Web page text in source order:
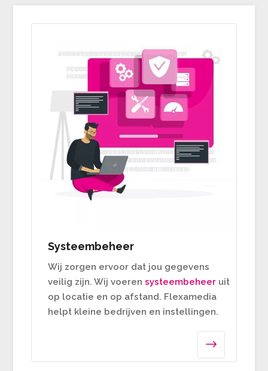
Systeembeheer
Wij zorgen ervoor dat jou gegevens
veilig zijn. Wij voerensysteembeheer uit
op locatie en op afstand. Flexamedia
helpt kleine bedrijven en instellingen.
$